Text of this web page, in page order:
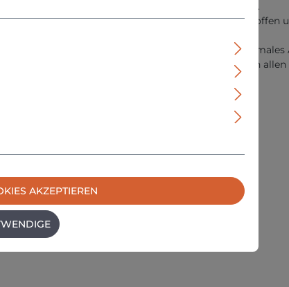
Baustoffe und ermöglicht den universellen Einsatz.
Baustoff. Dies vermeidet Brüche in porösen Baustoffen
rote Materialkomponente für Flexibilität und optimales
Systemen gewährleistet sicheren Halt in allen
sorgt für Zeitersparnis bei der Montage.
Lastverteilung in den Untergrund.
einen Hinterschnitt aus.
werden poröse Steinstege nicht zerstört.
AKZEPTIEREN